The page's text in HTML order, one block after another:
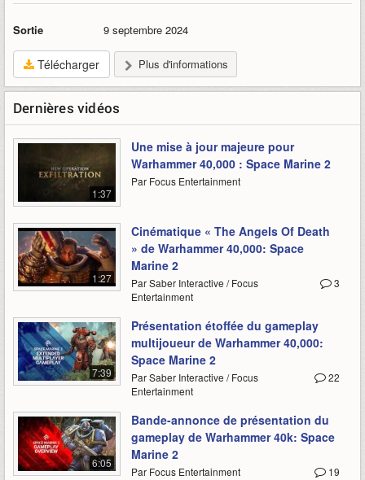
Sortie 9 septembre 2024
Télécharger Plus d'informations
Dernières vidéos
1:37
Une mise à jour majeure pour
Warhammer 40,000 : Space Marine 2
Par Focus Entertainment
1:27
Cinématique « The Angels Of Death
» de Warhammer 40,000: Space
Marine 2
3
Par Saber Interactive / Focus
Entertainment
7:39
Présentation étoffée du gameplay
multijoueur de Warhammer 40,000:
Space Marine 2
22
Par Saber Interactive / Focus
Entertainment
6:05
Bande-annonce de présentation du
gameplay de Warhammer 40k: Space
Marine 2
19
Par Focus Entertainment